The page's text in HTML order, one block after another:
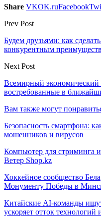
Share VKOK.ruFacebook
Prev Post
Будем друзьями: как
конкурентным
Next Post
Всемирный экономический
востребованные в
Вам также могут
Безопасность смартфона:
мошенников и вирусов
Компьютер для стриминга
Ветер Shop.kz
Хоккейное сообщество
Монументу Победы в
Китайские AI-команды
ускоряет отток